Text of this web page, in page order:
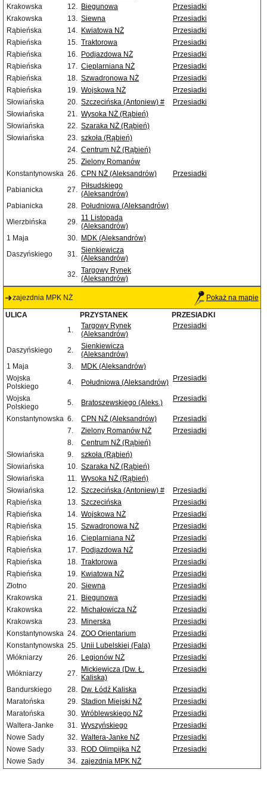
Krakowska
12. Biegunowa
Przesiadki
Krakowska
13. Siewna
Przesiadki
Rąbieńska
14. Kwiatowa NŻ
Przesiadki
Rąbieńska
15. Traktorowa
Przesiadki
Rąbieńska
16. Podjazdowa NŻ
Przesiadki
Rąbieńska
17. Cieplarniana NŻ
Przesiadki
Rąbieńska
18. Szwadronowa NŻ
Przesiadki
Rąbieńska
19. Wojskowa NŻ
Przesiadki
Słowiańska
20. Szczecińska (Antoniew) #
Przesiadki
Słowiańska
21. Wysoka NŻ (Rąbień)
Słowiańska
22. Szaraka NŻ (Rąbień)
Słowiańska
23. szkoła (Rąbień)
24. Centrum NŻ (Rąbień)
25. Zielony Romanów
Konstantynowska 26. CPN NŻ (Aleksandrów)
Przesiadki
Pabianicka
27. Piłsudskiego
(Aleksandrów)
Pabianicka
28. Południowa (Aleksandrów)
Wierzbińska
29. 11 Listopada
(Aleksandrów)
1 Maja
30. MDK (Aleksandrów)
Daszyńskiego
31. Sienkiewicza
(Aleksandrów)
32. Targowy Rynek
(Aleksandrów)
zajezdnia MPK NŻ Pokaż na mapie
ULICA PRZYSTANEK
PRZESIADKI
1.
Targowy Rynek
(Aleksandrów)
Przesiadki
Daszyńskiego 2.
Sienkiewicza
(Aleksandrów)
1 Maja
3.
MDK (Aleksandrów)
Wojska
Polskiego
4. Południowa (Aleksandrów) Przesiadki
Wojska
Polskiego
5. Bratoszewskiego (Aleks.) Przesiadki
Konstantynowska 6. CPN NŻ (Aleksandrów)
Przesiadki
7.
Zielony Romanów NŻ
Przesiadki
8.
Centrum NŻ (Rąbień)
Słowiańska
9.
szkoła (Rąbień)
Słowiańska
10. Szaraka NŻ (Rąbień)
Słowiańska
11. Wysoka NŻ (Rąbień)
Słowiańska
12. Szczecińska (Antoniew) #
Przesiadki
Rąbieńska
13. Szczecińska
Przesiadki
Rąbieńska
14. Wojskowa NŻ
Przesiadki
Rąbieńska
15. Szwadronowa NŻ
Przesiadki
Rąbieńska
16. Cieplarniana NŻ
Przesiadki
Rąbieńska
17. Podjazdowa NŻ
Przesiadki
Rąbieńska
18. Traktorowa
Przesiadki
Rąbieńska
19. Kwiatowa NŻ
Przesiadki
Złotno
20. Siewna
Przesiadki
Krakowska
21. Biegunowa
Przesiadki
Krakowska
22. Michałowicza NŻ
Przesiadki
Krakowska
23. Minerska
Przesiadki
Konstantynowska 24. ZOO Orientarium
Przesiadki
Konstantynowska 25. Unii Lubelskiej (Fala)
Przesiadki
Włókniarzy
26. Legionów NŻ
Przesiadki
Włókniarzy
27. Mickiewicza (Dw. Ł.
Kaliska)
Przesiadki
Bandurskiego 28. Dw. Łódź Kaliska
Przesiadki
Maratońska
29. Stadion Miejski NŻ
Przesiadki
Maratońska
30. Wróblewskiego NŻ
Przesiadki
Waltera-Janke
31. Wyszyńskiego
Przesiadki
Nowe Sady
32. Waltera-Janke NŻ
Przesiadki
Nowe Sady
33. ROD Olimpijka NŻ
Przesiadki
Nowe Sady
34. zajezdnia MPK NŻ